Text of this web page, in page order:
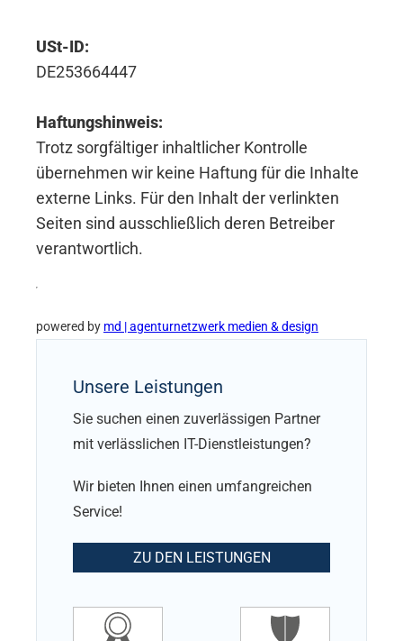
USt-ID:
DE253664447
Haftungshinweis:
Trotz sorgfältiger inhaltlicher Kontrolle
übernehmen wir keine Haftung für die Inhalte
externe Links. Für den Inhalt der verlinkten
Seiten sind ausschließlich deren Betreiber
verantwortlich.
powered by md | agenturnetzwerk medien & design
Unsere Leistungen
Sie suchen einen zuverlässigen Partner
mit verlässlichen IT-Dienstleistungen?
Wir bieten Ihnen einen umfangreichen
Service!
ZU DEN LEISTUNGEN